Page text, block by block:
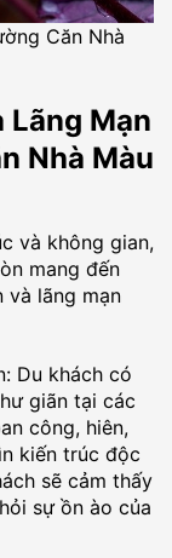
Căn Nhà
Lãng Mạn
Nhà Màu
và không gian,
mang đến
và lãng mạn
Du khách có
giãn tại các
công, hiên,
kiến trúc độc
sẽ cảm thấy
sự ồn ào của